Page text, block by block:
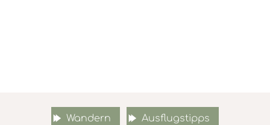
Wandern Ausflugstipps